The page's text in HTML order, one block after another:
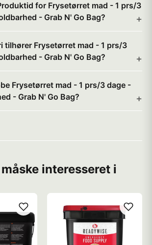
for Frysetørret mad - 1 prs/3
- Grab N' Go Bag?
tilhører Frysetørret mad - 1 prs/3
- Grab N' Go Bag?
Frysetørret mad - 1 prs/3 dage -
- Grab N' Go Bag?
interesseret i